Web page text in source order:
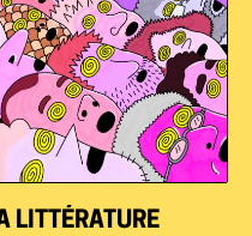
LITTÉRATURE